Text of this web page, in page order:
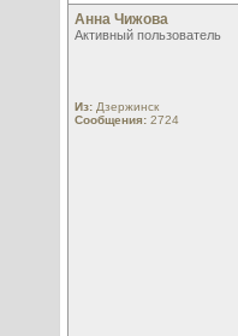
Анна Чижова
Активный пользователь
Из: Дзержинск
Сообщения: 2724